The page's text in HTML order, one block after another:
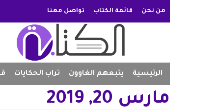
من نحن قائمة الكتاب تواصل معنا
الرئيسية يتبعهم الغاوون تراب الحكايات
مارس 20, 2019